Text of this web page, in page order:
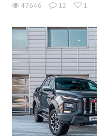
47646 12 1